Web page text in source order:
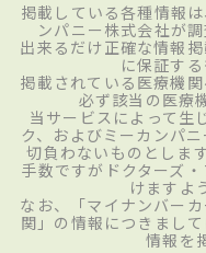
掲載している各種情報
ンパニー株式会社が
出来るだけ正確な情報
に保証す
掲載されている医療機
必ず該当の医療
当サービスによって生
ク、およびミーカンパ
切負わないものとしま
手数ですがドクターズ
けますよ
なお、「マイナンバー
関」の情報につきまし
情報を